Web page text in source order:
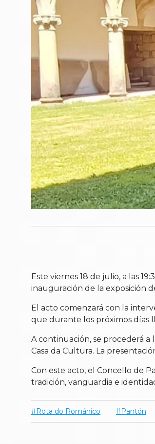
Este viernes 18 de julio, a las
inauguración de la exposición
El acto comenzará con la
que durante los próximos días
A continuación, se procederá a
Casa da Cultura. La
Con este acto, el Concello de
tradición, vanguardia e
Rota do Románico Pantón